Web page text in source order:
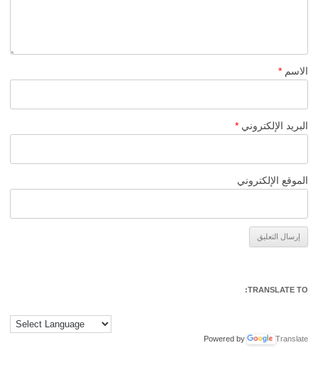
الاسم *
البريد الإلكتروني *
الموقع الإلكتروني
TRANSLATE TO:
Powered by Translate